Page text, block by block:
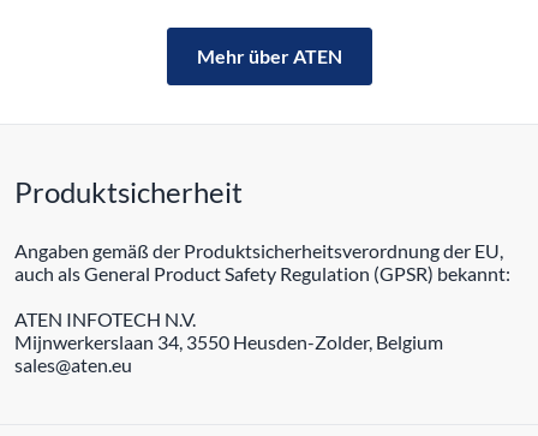
Mehr über ATEN
Produktsicherheit
Angaben gemäß der Produktsicherheitsverordnung der EU,
auch als General Product Safety Regulation (GPSR) bekannt:
ATEN INFOTECH N.V.
Mijnwerkerslaan 34, 3550 Heusden-Zolder, Belgium
sales@aten.eu